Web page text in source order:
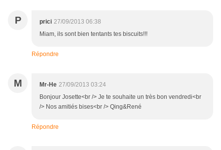
P prici 27/09/2013 06:38
Miam, ils sont bien tentants tes biscuits!!!
Répondre
M Mr-He 27/09/2013 03:24
Bonjour Josette<br /> Je te souhaite un très bon vendredi<br
/> Nos amitiés bises<br /> Qing&René
Répondre